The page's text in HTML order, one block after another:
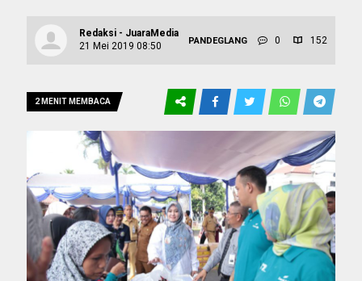
Redaksi - JuaraMedia
21 Mei 2019 08:50
PANDEGLANG 0 152
2 MENIT MEMBACA